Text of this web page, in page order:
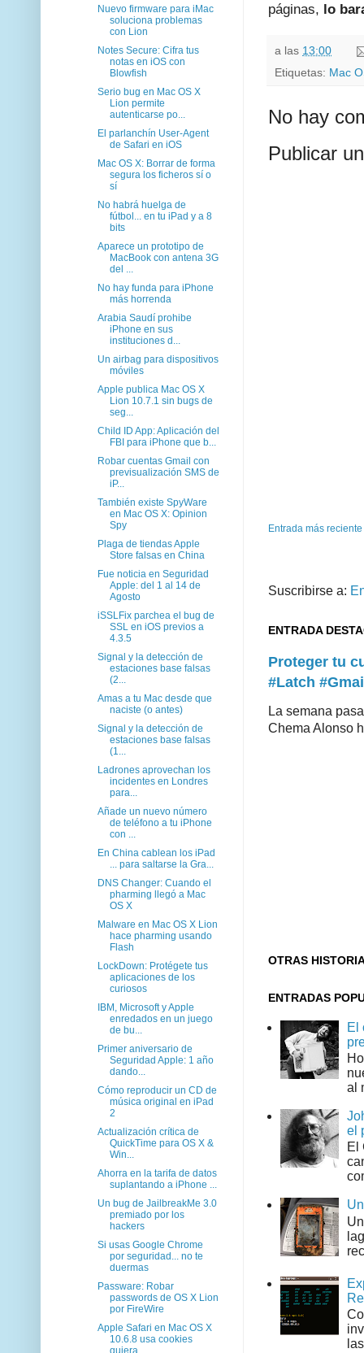
páginas, lo
a las 13:00
Etiquetas: Mac
No hay
Publicar
Entrada más reciente
Suscribirse a:
ENTRADA
Proteger tu
#Latch
La semana
Chema Alonso
OTRAS
ENTRADAS
El
al
el
El
Nuevo firmware para iMac
soluciona problemas
con Lion
Notes Secure: Cifra tus
notas en iOS con
Blowfish
Serio bug en Mac OS X
Lion permite
autenticarse po...
El parlanchín User-Agent
de Safari en iOS
Mac OS X: Borrar de forma
segura los ficheros sí o
sí
No habrá huelga de
fútbol... en tu iPad y a 8
bits
Aparece un prototipo de
MacBook con antena 3G
del ...
No hay funda para iPhone
más horrenda
Arabia Saudí prohibe
iPhone en sus
instituciones d...
Un airbag para dispositivos
móviles
Apple publica Mac OS X
Lion 10.7.1 sin bugs de
seg...
Child ID App: Aplicación del
FBI para iPhone que b...
Robar cuentas Gmail con
previsualización SMS de
iP...
También existe SpyWare
en Mac OS X: Opinion
Spy
Plaga de tiendas Apple
Store falsas en China
Fue noticia en Seguridad
Apple: del 1 al 14 de
Agosto
iSSLFix parchea el bug de
SSL en iOS previos a
4.3.5
Signal y la detección de
estaciones base falsas
(2...
Amas a tu Mac desde que
naciste (o antes)
Signal y la detección de
estaciones base falsas
(1...
Ladrones aprovechan los
incidentes en Londres
para...
Añade un nuevo número
de teléfono a tu iPhone
con ...
En China cablean los iPad
... para saltarse la Gra...
DNS Changer: Cuando el
pharming llegó a Mac
OS X
Malware en Mac OS X Lion
hace pharming usando
Flash
LockDown: Protégete tus
aplicaciones de los
curiosos
IBM, Microsoft y Apple
enredados en un juego
de bu...
Primer aniversario de
Seguridad Apple: 1 año
dando...
Cómo reproducir un CD de
música original en iPad
2
Actualización crítica de
QuickTime para OS X &
Win...
Ahorra en la tarifa de datos
suplantando a iPhone ...
Un bug de JailbreakMe 3.0
premiado por los
hackers
Si usas Google Chrome
por seguridad... no te
duermas
Passware: Robar
passwords de OS X Lion
por FireWire
Apple Safari en Mac OS X
10.6.8 usa cookies
quiera...